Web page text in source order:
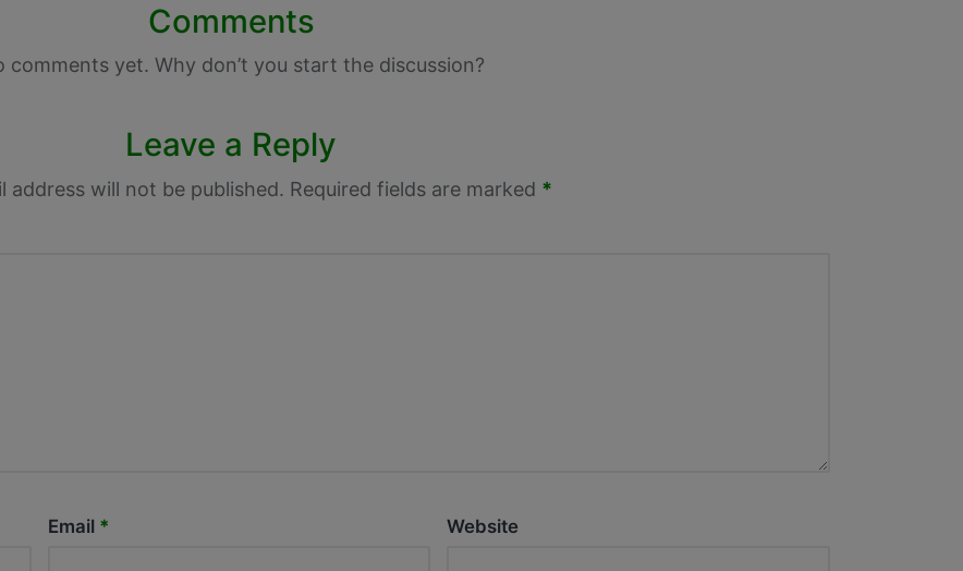
Comments
comments yet. Why don’t you start the discussion?
Leave a Reply
address will not be published. Required fields are marked *
Email * Website